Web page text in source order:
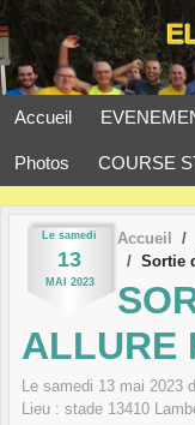
Accueil
Photos COURSE
Le samedi
13
MAI 2023
Accueil
Sortie
ALLURE
Le samedi 13 mai 2023
Lieu : stade 13410
Panneau de gestion